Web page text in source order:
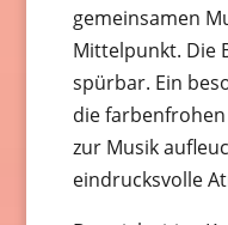
gemeinsamen
Mittelpunkt. Die
spürbar. Ein
die
zur Musik
eindrucksvolle